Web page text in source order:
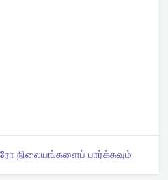
நிலையங்களைப் பார்க்கவும்